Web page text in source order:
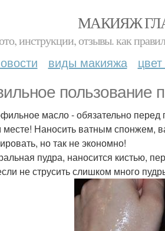
МАКИЯЖ
инструкции, отзывы. как
виды макияжа
пользование
масло - обязательно
Наносить ватным спонжем,
но так не экономно!
пудра, наносится кистью,
не струсить слишком много